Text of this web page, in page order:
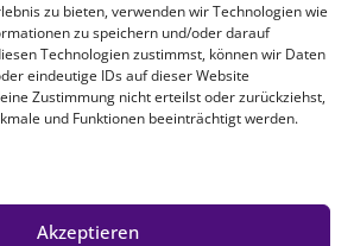
zu bieten, verwenden wir Technologien wie
zu speichern und/oder darauf
Technologien zustimmst, können wir Daten
eindeutige IDs auf dieser Website
Zustimmung nicht erteilst oder zurückziehst,
und Funktionen beeinträchtigt werden.
Akzeptieren